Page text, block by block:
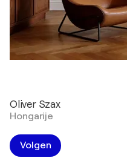
Oliver Szax
Hongarije
Volgen